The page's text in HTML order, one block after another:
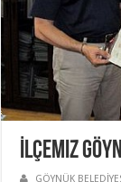
İlçemiz
GÖYNÜK